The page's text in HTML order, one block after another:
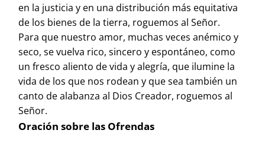
en la justicia y en una distribución más equitativa
de los bienes de la tierra, roguemos al Señor.
Para que nuestro amor, muchas veces anémico y
seco, se vuelva rico, sincero y espontáneo, como
un fresco aliento de vida y alegría, que ilumine la
vida de los que nos rodean y que sea también un
canto de alabanza al Dios Creador, roguemos al
Señor.
Oración sobre las Ofrendas